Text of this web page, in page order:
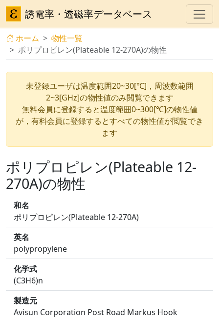
誘電率・透磁率データベース
ホーム
物性一覧
ポリプロピレン(Plateable 12-270A)の物性
未登録ユーザは温度範囲20~30[℃]，周波数範囲
2~3[GHz]の物性値のみ閲覧できます
無料会員に登録すると温度範囲0~300[℃]の物性値
が，有料会員に登録するとすべての物性値が閲覧でき
ます
ポリプロピレン(Plateable 12-
270A)の物性
和名
ポリプロピレン(Plateable 12-270A)
英名
polypropylene
化学式
(C3H6)n
製造元
Avisun Corporation Post Road Markus Hook